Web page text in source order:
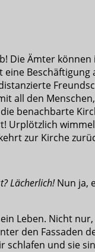
Die Ämter
all den
benachbarte
zur Kirche
Lächerlich!Nun ja,
Leben. Nicht
den Fassaden
schlafen und sie